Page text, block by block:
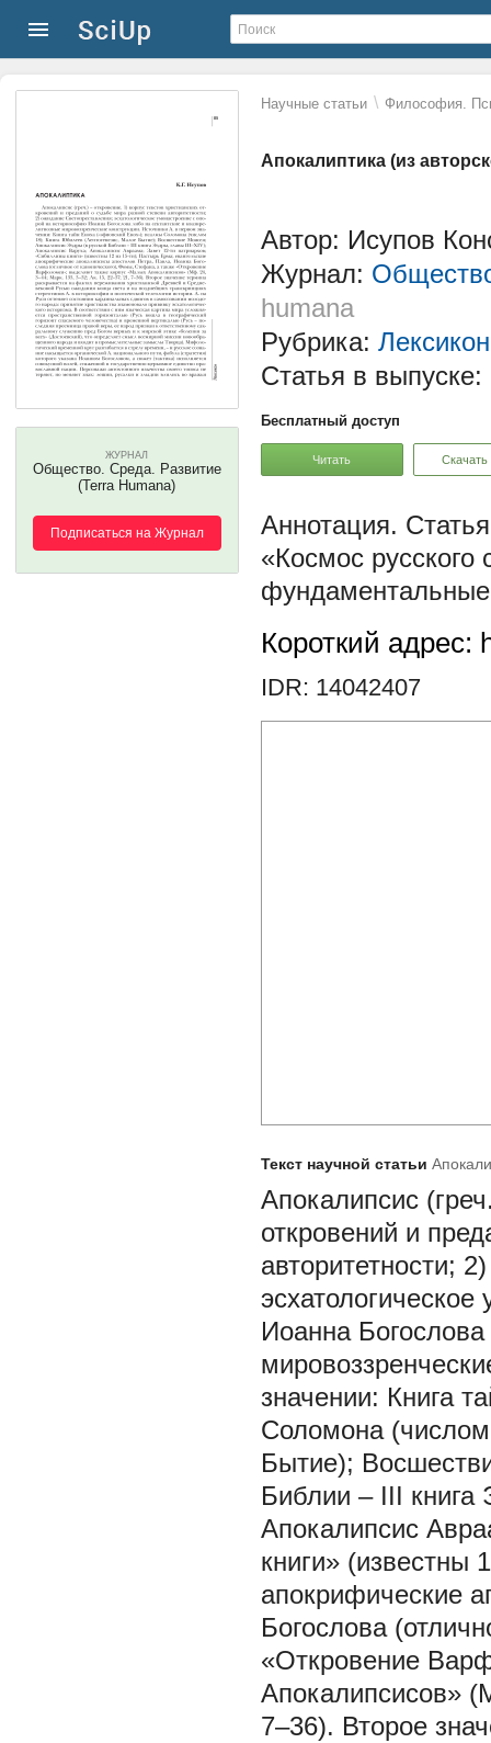
Научные статьи \ Философия.
Апокалиптика (из
ЖУРНАЛ
Общество. Среда. Развитие
(Terra Humana)
Подписаться на Журнал
Автор: Исупов
Журнал:
humana
Рубрика: Лексикон
Статья в выпуске:
Бесплатный доступ
Читать Скачать
«Космос
фундаментальные
Короткий адрес:
IDR: 14042407
Текст научной статьи
Апокалипсис
откровений и
авторитетности;
Иоанна Богослова
значении: Книга
Соломона
Бытие);
Библии – III
Апокалипсис
книги» (известны
апокрифические
Богослова
«Откровение
Апокалипсисов»
7–36). Второе